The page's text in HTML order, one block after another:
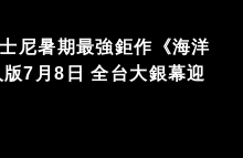
尼暑期最強鉅作《海洋
7月8日 全台大銀幕迎